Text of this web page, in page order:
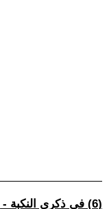
(6) في ذكري النكبة - وليكن فيلما (عائد إلى حيفا)